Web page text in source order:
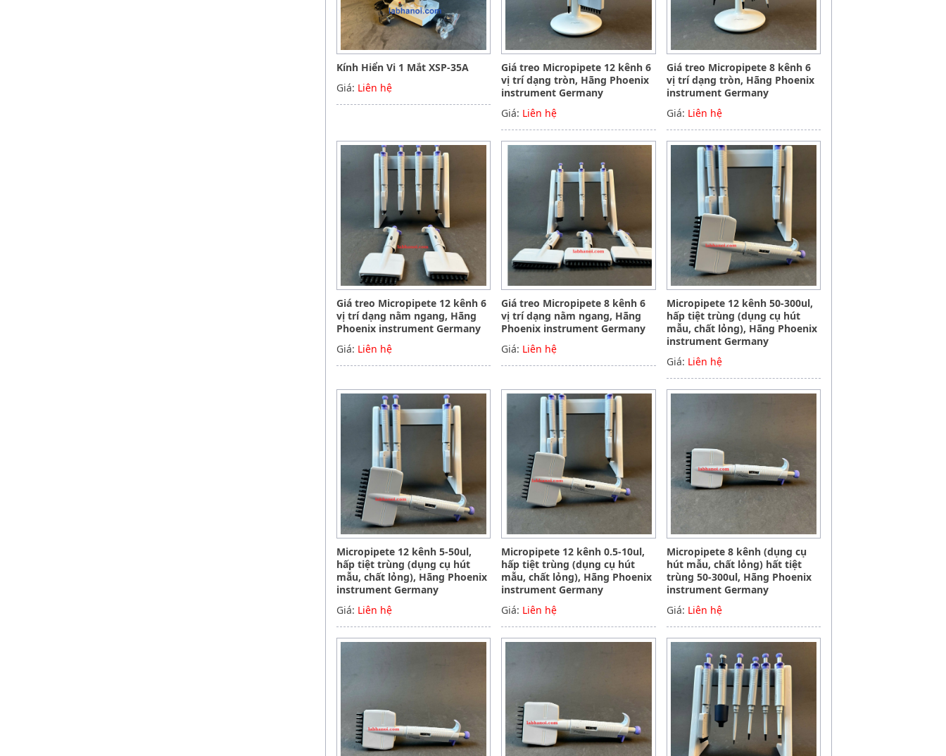
Kính Hiển Vi 1 Mắt XSP-35A
Giá: Liên hệ
Giá treo Micropipete 12 kênh 6
vị trí dạng tròn, Hãng Phoenix
instrument Germany
Giá: Liên hệ
Giá treo Micropipete 8 kênh 6
vị trí dạng tròn, Hãng Phoenix
instrument Germany
Giá: Liên hệ
Giá treo Micropipete 12 kênh 6
vị trí dạng nằm ngang, Hãng
Phoenix instrument Germany
Giá: Liên hệ
Giá treo Micropipete 8 kênh 6
vị trí dạng nằm ngang, Hãng
Phoenix instrument Germany
Giá: Liên hệ
Micropipete 12 kênh 50-300ul,
hấp tiệt trùng (dụng cụ hút
mẫu, chất lỏng), Hãng Phoenix
instrument Germany
Giá: Liên hệ
Micropipete 12 kênh 5-50ul,
hấp tiệt trùng (dụng cụ hút
mẫu, chất lỏng), Hãng Phoenix
instrument Germany
Giá: Liên hệ
Micropipete 12 kênh 0.5-10ul,
hấp tiệt trùng (dụng cụ hút
mẫu, chất lỏng), Hãng Phoenix
instrument Germany
Giá: Liên hệ
Micropipete 8 kênh (dụng cụ
hút mẫu, chất lỏng) hất tiệt
trùng 50-300ul, Hãng Phoenix
instrument Germany
Giá: Liên hệ